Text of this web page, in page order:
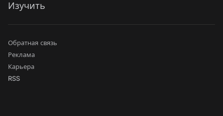
Изучить
Обратная связь
Реклама
Карьера
RSS